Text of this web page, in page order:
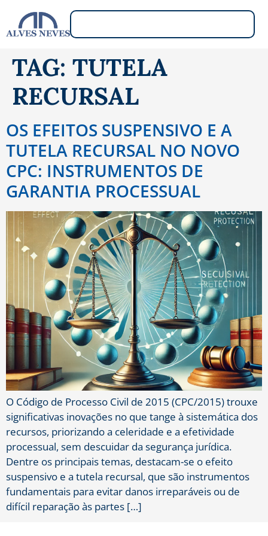
TAG: TUTELA
RECURSAL
OS EFEITOS SUSPENSIVO E A
TUTELA RECURSAL NO NOVO
CPC: INSTRUMENTOS DE
GARANTIA PROCESSUAL
O Código de Processo Civil de 2015 (CPC/2015) trouxe
significativas inovações no que tange à sistemática dos
recursos, priorizando a celeridade e a efetividade
processual, sem descuidar da segurança jurídica.
Dentre os principais temas, destacam-se o efeito
suspensivo e a tutela recursal, que são instrumentos
fundamentais para evitar danos irreparáveis ou de
difícil reparação às partes […]